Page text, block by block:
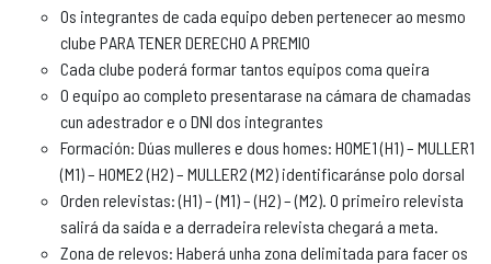
Os integrantes de cada equipo deben pertenecer ao mesmo
clube PARA TENER DERECHO A PREMIO
Cada clube poderá formar tantos equipos coma queira
O equipo ao completo presentarase na cámara de chamadas
cun adestrador e o DNI dos integrantes
Formación: Dúas mulleres e dous homes: HOME1 (H1) – MULLER1
(M1) – HOME2 (H2) – MULLER2 (M2) identificaránse polo dorsal
Orden relevistas: (H1) – (M1) – (H2) – (M2). O primeiro relevista
salirá da saída e a derradeira relevista chegará a meta.
Zona de relevos: Haberá unha zona delimitada para facer os